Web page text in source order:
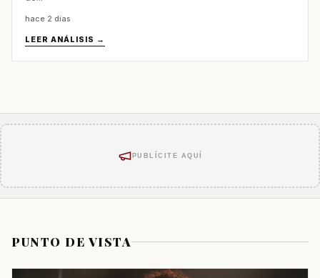
hace 2 días
LEER ANÁLISIS →
PUBLÍCITE AQUÍ
PUNTO DE VISTA